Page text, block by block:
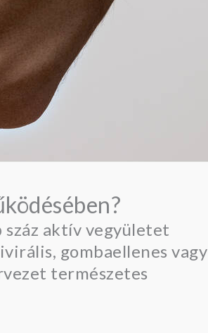
aktív vegyületet
gombaellenes vagy
természetes